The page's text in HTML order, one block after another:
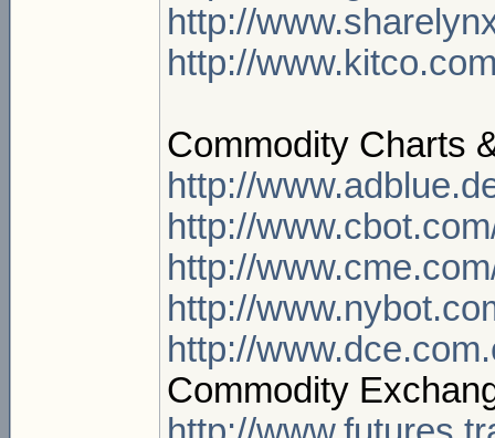
http://
http://
Commodity Charts
http://
http://
http://
http://
http://
Commodity